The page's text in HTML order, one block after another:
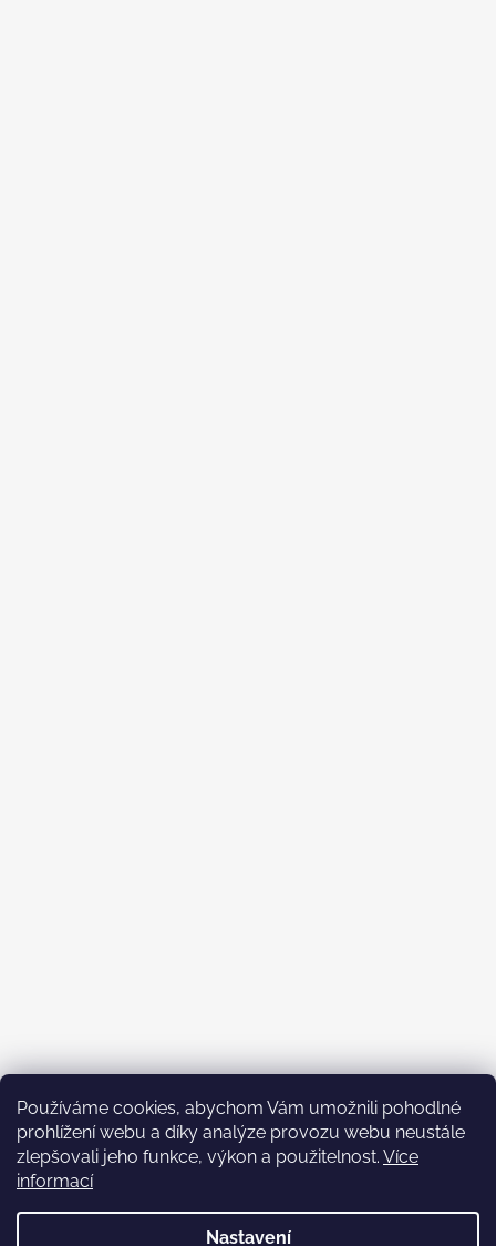
Používáme cookies, abychom Vám umožnili pohodlné
prohlížení webu a díky analýze provozu webu neustále
zlepšovali jeho funkce, výkon a použitelnost. Více
informací
Nastavení